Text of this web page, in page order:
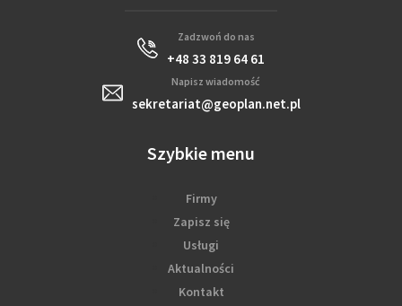
Zadzwoń do nas
+48 33 819 64 61
Napisz wiadomość
sekretariat@geoplan.net.pl
Szybkie menu
Firmy
Zapisz się
Usługi
Aktualności
Kontakt